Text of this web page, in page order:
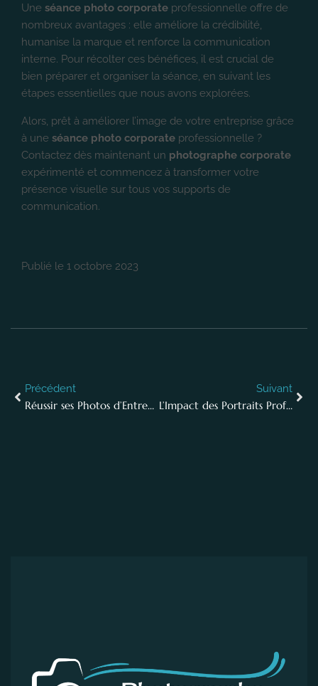
Une séance photo corporate professionnelle offre de
nombreux avantages : elle améliore la crédibilité,
humanise la marque et renforce la communication
interne. Pour récolter ces bénéfices, il est crucial de
bien préparer et organiser la séance, en suivant les
étapes essentielles que nous avons explorées.
Alors, prêt à améliorer l’image de votre entreprise grâce
à une séance photo corporate professionnelle ?
Contactez dès maintenant un photographe corporate
expérimenté et commencez à transformer votre
présence visuelle sur tous vos supports de
communication.
Publié le 1 octobre 2023
Précédent
Réussir ses Photos d’Entreprise : Conseils et Astuces pour des Images Impactantes
Suivant
L’Impact des Portraits Professionnels sur l’Image de Votre Entreprise